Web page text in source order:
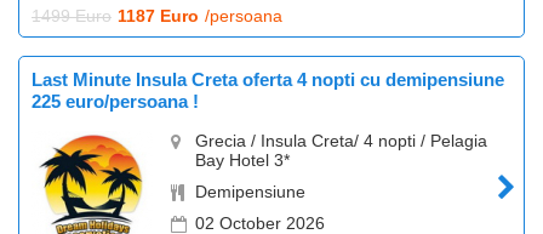
1499 Euro 1187 Euro /persoana
Last Minute Insula Creta oferta 4 nopti cu demipensiune
225 euro/persoana !
Grecia / Insula Creta/ 4 nopti / Pelagia
Bay Hotel 3*
Demipensiune
02 October 2026